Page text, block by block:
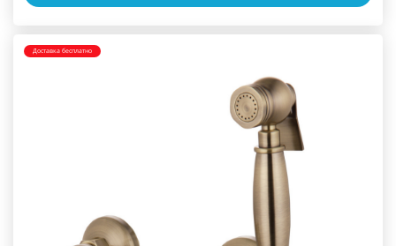
Доставка бесплатно